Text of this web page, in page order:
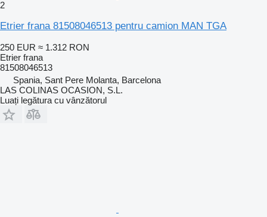
2
Etrier frana 81508046513 pentru camion MAN TGA
250 EUR ≈ 1.312 RON
Etrier frana
81508046513
Spania, Sant Pere Molanta, Barcelona
LAS COLINAS OCASION, S.L.
Luați legătura cu vânzătorul